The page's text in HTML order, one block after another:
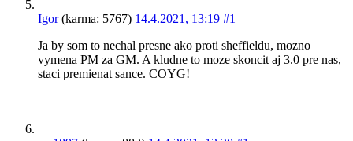
Igor(karma: 5767) 14.4.2021, 13:19 #1
Ja by som to nechal presne ako proti sheffieldu, mozno
vymena PM za GM. A kludne to moze skoncit aj 3.0 pre nas,
staci premienat sance. COYG!
|